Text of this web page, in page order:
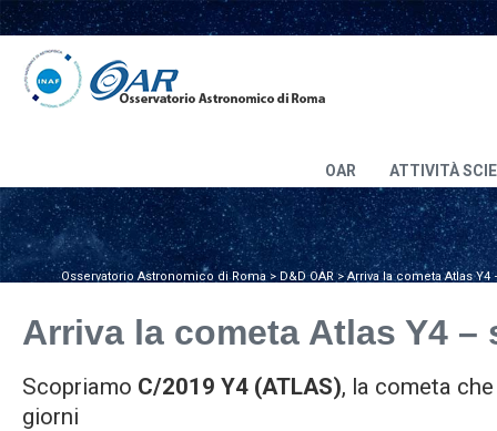
OAR ATTIVITÀ
Osservatorio Astronomico di Roma>D&D OAR>Arriva la cometa Atlas
Arriva la cometa Atlas Y4 –
Scopriamo C/2019 Y4 (ATLAS), la cometa
giorni